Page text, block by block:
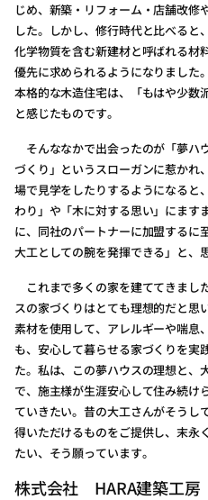
じめ、新築・リフォーム・店舗改修
した。しかし、修行時代と比べると
化学物質を含む新建材と呼ばれる材
優先に求められるようになりました
本格的な木造住宅は、「もはや少数
と感じたものです。
そんななかで出会ったのが「夢ハ
づくり」というスローガンに惹かれ
場で見学をしたりするようになると
わり」や「木に対する思い」にます
に、同社のパートナーに加盟するに
大工としての腕を発揮できる」と、
これまで多くの家を建ててきまし
スの家づくりはとても理想的だと思
素材を使用して、アレルギーや喘息
も、安心して暮らせる家づくりを実
た。私は、この夢ハウスの理想と、
で、施主様が生涯安心して住み続け
ていきたい。昔の大工さんがそうし
得いただけるものをご提供し、末永
たい、そう願っています。
株式会社 HARA建築工